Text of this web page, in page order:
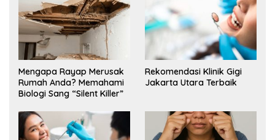
Mengapa Rayap Merusak
Rumah Anda? Memahami
Biologi Sang “Silent Killer”
Rekomendasi Klinik Gigi
Jakarta Utara Terbaik